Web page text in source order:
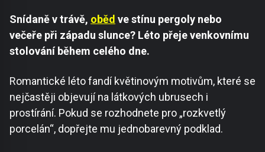
Snídaně v trávě, oběd ve stínu pergoly nebo
večeře při západu slunce? Léto přeje venkovnímu
stolování během celého dne.
Romantické léto fandí květinovým motivům, které se
nejčastěji objevují na látkových ubrusech i
prostírání. Pokud se rozhodnete pro „rozkvetlý
porcelán“, dopřejte mu jednobarevný podklad.